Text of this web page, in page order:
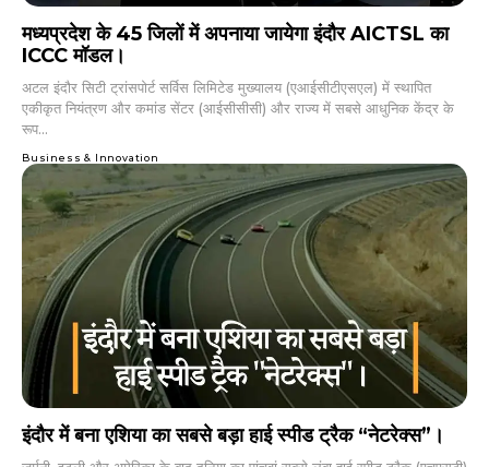
मध्यप्रदेश के 45 जिलों में अपनाया जायेगा इंदौर AICTSL का
ICCC मॉडल।
अटल इंदौर सिटी ट्रांसपोर्ट सर्विस लिमिटेड मुख्यालय (एआईसीटीएसएल) में स्थापित
एकीकृत नियंत्रण और कमांड सेंटर (आईसीसीसी) और राज्य में सबसे आधुनिक केंद्र के
रूप...
Business & Innovation
इंदौर में बना एशिया का सबसे बड़ा हाई स्पीड ट्रैक “नेटरेक्स”।